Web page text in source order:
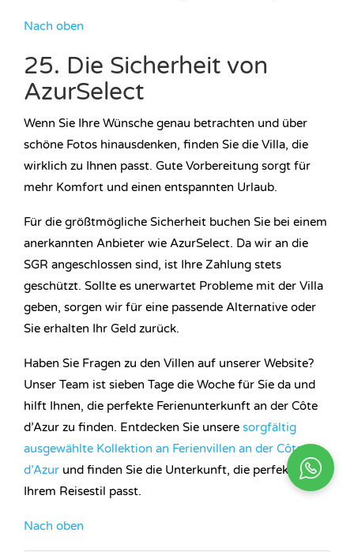
Nach oben
25. Die Sicherheit von
AzurSelect
Wenn Sie Ihre Wünsche genau betrachten und über
schöne Fotos hinausdenken, finden Sie die Villa, die
wirklich zu Ihnen passt. Gute Vorbereitung sorgt für
mehr Komfort und einen entspannten Urlaub.
Für die größtmögliche Sicherheit buchen Sie bei einem
anerkannten Anbieter wie AzurSelect. Da wir an die
SGR angeschlossen sind, ist Ihre Zahlung stets
geschützt. Sollte es unerwartet Probleme mit der Villa
geben, sorgen wir für eine passende Alternative oder
Sie erhalten Ihr Geld zurück.
Haben Sie Fragen zu den Villen auf unserer Website?
Unser Team ist sieben Tage die Woche für Sie da und
hilft Ihnen, die perfekte Ferienunterkunft an der Côte
d’Azur zu finden. Entdecken Sie unsere sorgfältig
ausgewählte Kollektion an Ferienvillen an der Côte
d’Azur und finden Sie die Unterkunft, die perfekt zu
Ihrem Reisestil passt.
Nach oben